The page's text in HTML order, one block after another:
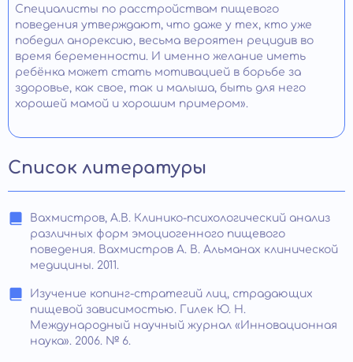
Специалисты по расстройствам пищевого
поведения утверждают, что даже у тех, кто уже
победил анорексию, весьма вероятен рецидив во
время беременности. И именно желание иметь
ребёнка может стать мотивацией в борьбе за
здоровье, как свое, так и малыша, быть для него
хорошей мамой и хорошим примером».
Список литературы
Вахмистров, А.В. Клинико-психологический анализ
различных форм эмоциогенного пищевого
поведения. Вахмистров А. В. Альманах клинической
медицины. 2011.
Изучение копинг-стратегий лиц, страдающих
пищевой зависимостью. Гилек Ю. Н.
Международный научный журнал «Инновационная
наука». 2006. № 6.